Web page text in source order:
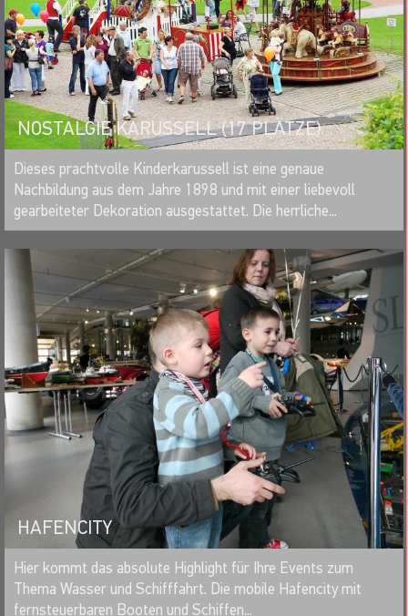
NOSTALGIE KARUSSELL (17 PLÄTZE)
MERKEN
Dieses prachtvolle Kinderkarussell ist eine genaue
Nachbildung aus dem Jahre 1898 und mit einer liebevoll
gearbeiteter Dekoration ausgestattet. Die herrliche...
HAFENCITY
MERKEN
Hier kommt das absolute Highlight für Ihre Events zum
Thema Wasser und Schifffahrt. Die mobile Hafencity mit
fernsteuerbaren Booten und Schiffen...